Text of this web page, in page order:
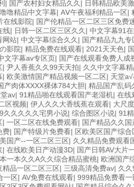
| 国产农村妇女精品久久| 日韩精品欧美
噜精品中文字幕| AⅤ午夜福利精品一区|
在线影院| 国产伦精品一区二区三区免费
线| 日韩一区二区三区久久| 中文字幕91
网站| 中文字幕综合久久| 国产精品九九专
影院| 精品免费在线观看| 2021天天色|
文字幕av专区页| 国产在线观看免费人成
| 尹人香蕉久久99天天拍| 久久中文字幕
| 欧美激情国产精品视频一区二区| 天堂
产肉体XXXX裸体784大胆| 精品国产乱码
av| 91精品啪在线观看国产老湿机| 在线
区视频| 伊人久久大香线蕉在观看| 大尺
久久久久久宅男小说| 综合图区小说| 91
| 一区二区在线免费观看| 国产精品久久国
费| 国产特级片免费看| 区欧美区国产综合
国产--一区二区三区| 久久精品免费观看
| 在线欧美日产动漫3D| 国产日韩AV大片
一本久久A久久综合精品蜜桃| 欧洲国产
精品一区二区三区| 三级高清免费av| 久
一区| AV免费在线观看| 999精品免费看